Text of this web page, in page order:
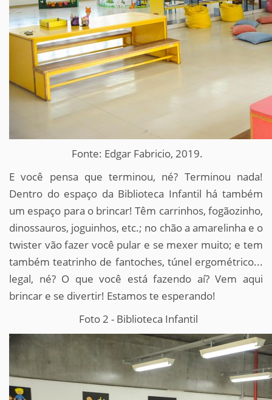
Fonte: Edgar Fabricio, 2019.
E você pensa que terminou, né? Terminou nada!
Dentro do espaço da Biblioteca Infantil há também
um espaço para o brincar! Têm carrinhos, fogãozinho,
dinossauros, joguinhos, etc.; no chão a amarelinha e o
twister vão fazer você pular e se mexer muito; e tem
também teatrinho de fantoches, túnel ergométrico...
legal, né? O que você está fazendo aí? Vem aqui
brincar e se divertir! Estamos te esperando!
Foto 2 - Biblioteca Infantil